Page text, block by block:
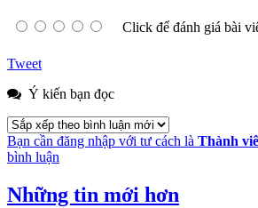
Click để đánh giá bài
Tweet
Ý kiến bạn đọc
Bạn cần đăng nhập với tư cách là Thành
bình luận
Những tin mới hơn